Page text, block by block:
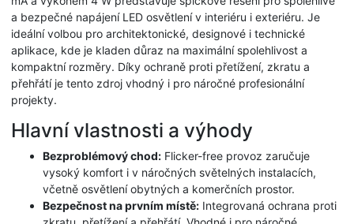
a bezpečné napájení LED osvětlení v interiéru i exteriéru. Je
ideální volbou pro architektonické, designové i technické
aplikace, kde je kladen důraz na maximální spolehlivost a
kompaktní rozměry. Díky ochraně proti přetížení, zkratu a
přehřátí je tento zdroj vhodný i pro náročné profesionální
projekty.
Hlavní vlastnosti a výhody
Bezproblémový chod: Flicker-free provoz zaručuje
vysoký komfort i v náročných světelných instalacích,
včetně osvětlení obytných a komerčních prostor.
Bezpečnost na prvním místě: Integrovaná ochrana proti